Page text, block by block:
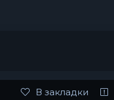
В закладки